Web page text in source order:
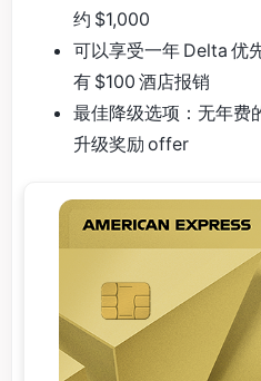
约 $1,000
可以享受一年 Delta 优
有 $100 酒店报销
最佳降级选项：无年费
升级奖励 offer